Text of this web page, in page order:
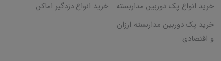
خرید انواع پک دوربین مداربسته
خرید انواع دزدگیر اماکن
خرید پک دوربین مداربسته ارزان
و اقتصادی